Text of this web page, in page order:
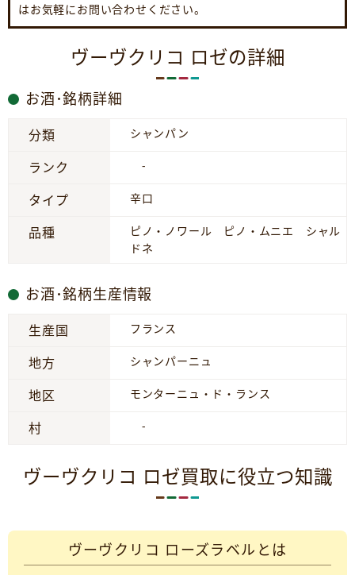
はお気軽にお問い合わせください。
ヴーヴクリコ ロゼの詳細
お酒･銘柄詳細
分類 シャンパン
ランク -
タイプ 辛口
品種
ピノ・ノワール ピノ・ムニエ シャル
ドネ
お酒･銘柄生産情報
生産国 フランス
地方 シャンパーニュ
地区 モンターニュ・ド・ランス
村 -
ヴーヴクリコ ロゼ買取に役立つ知識
ヴーヴクリコ ローズラベルとは